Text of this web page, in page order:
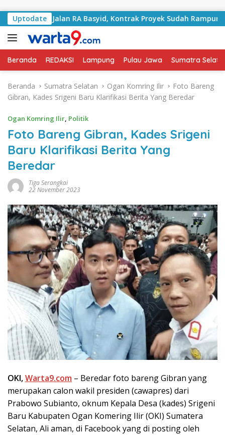
Uptodate
Jalan RA Basyid, Kontrak Proyek Sudah Rampung
Beranda REDAKSI Lampung Pulau Jawa Sumatra
Beranda Sumatra Selatan Ogan Komring Ilir
Foto Bareng
Gibran, Kades Srigeni Baru Klarifikasi Berita Yang Beredar
Ogan Komring Ilir, Politik
Foto Bareng Gibran, Kades Srigeni
Baru Klarifikasi Berita Yang
Beredar
Tiga Serangkai
22 November 2023
OKI,Warta9.com – Beredar foto bareng Gibran yang
merupakan calon wakil presiden (cawapres) dari
Prabowo Subianto, oknum Kepala Desa (kades) Srigeni
Baru Kabupaten Ogan Komering Ilir (OKI) Sumatera
Selatan, Ali aman, di Facebook yang di posting oleh